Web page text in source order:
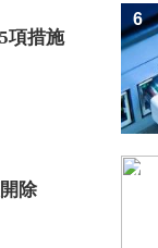
項措施
除
6
7